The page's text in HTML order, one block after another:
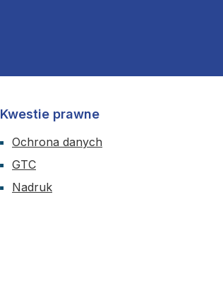
Kwestie prawne
Ochrona danych
GTC
Nadruk